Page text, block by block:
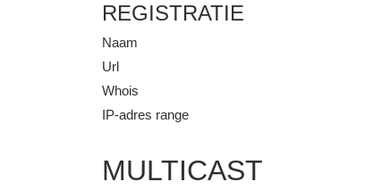
REGISTRATIE
Naam
Url
Whois
IP-adres range
MULTICAST